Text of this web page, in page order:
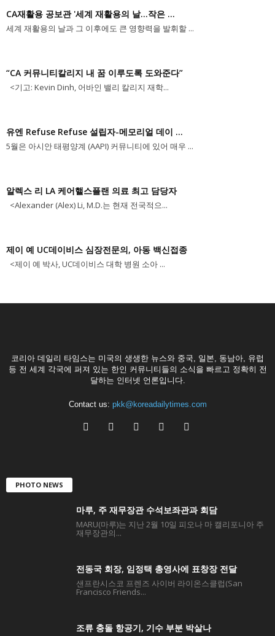
CA재활용 공보관 '세계 재활용의 날...작은 ...
세계 재활용의 날과 그 이후에도 큰 영향력을 발휘할 ...
“CA 커뮤니티칼리지 내 꿈 이루도록 도와준다”
<기고: Kevin Dinh, 어바인 밸리 칼리지 재학...
유엔 Refuse Refuse 설립자-메모리얼 데이 ...
5월은 아시안 태평양계 (AAPI) 커뮤니티에 있어 매우 ...
알렉스 리 LA 케어핼스플랜 의료 최고 담당자
<Alexander (Alex) Li, M.D.는 현재 전국적으...
제이 예 UC데이비스 심장전문의, 아동 백신접종
<제이 예 박사, UC데이비스 대학 병원 소아 ...
코리아 데일리 타임스는 미국의 생생한 뉴스와 중국, 일본, 동남아, 유럽
등 전 세계 각국에 퍼져 있는 한인 커뮤니티들의 소식을 빠르고 정확히 전
달하는 인터넷 언론입니다.
Contact us: pkk@koreadailytimes.com
PHOTO NEWS
마루, 주 재무장관 수석보좌관과 회담
MARU(마루)는 지난 2월 10일 피오나 마 캘리포니아 주
재무장관의...
전동국 회장, 임정택 총영사에 표창장 전달
샌프란시스코 프렌즈 사이버 라이온스클럽(San
Francisco Friends...
조류 충돌 항공기, 기수 부분 박살나